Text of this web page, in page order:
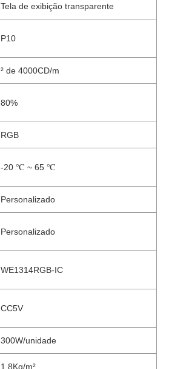
Tela de exibição transparente
P10
² de 4000CD/m
80%
RGB
-20 ℃ ~ 65 ℃
Personalizado
Personalizado
WE1314RGB-IC
CC5V
300W/unidade
1,8Kg/m²